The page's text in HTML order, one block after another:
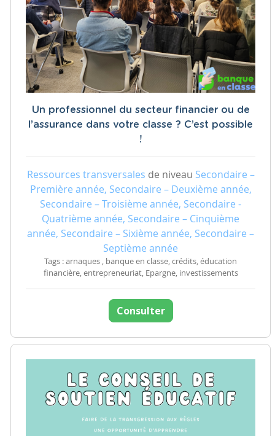
Un professionnel du secteur financier ou de
l’assurance dans votre classe ? C’est possible
!
Ressources transversales de niveau Secondaire –
Première année, Secondaire – Deuxième année,
Secondaire – Troisième année, Secondaire -
Quatrième année, Secondaire – Cinquième
année, Secondaire – Sixième année, Secondaire –
Septième année
Tags : arnaques , banque en classe, crédits, éducation
financière, entrepreneuriat, Epargne, investissements
Consulter